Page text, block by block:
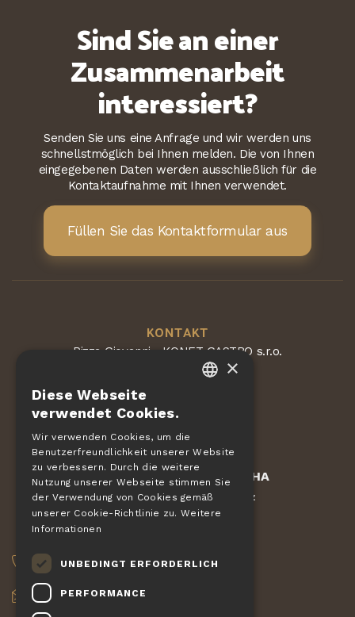
Sind Sie an einer
Zusammenarbeit
interessiert?
Senden Sie uns eine Anfrage und wir werden uns
schnellstmöglich bei Ihnen melden. Die von Ihnen
eingegebenen Daten werden ausschließlich für die
Kontaktaufnahme mit Ihnen verwendet.
Füllen Sie das Kontaktformular aus
KONTAKT
Pizza Giovanni - KONET GASTRO s.r.o.
Dvorská 168
Tschechische Republik
Geschützt durch reCAPTCHA
Bedingungen - Datenschutz
+420 775 560 953
objednavky@pizzagiovanni.cz
DE
SLOVAK
×
Diese Webseite
verwendet Cookies.
Wir verwenden Cookies, um die
Benutzerfreundlichkeit unserer Website
zu verbessern. Durch die weitere
Nutzung unserer Webseite stimmen Sie
der Verwendung von Cookies gemäß
unserer Cookie-Richtlinie zu. Weitere
Informationen
UNBEDINGT ERFORDERLICH
PERFORMANCE